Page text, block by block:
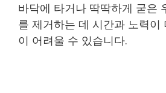
바닥에 타거나 딱딱하게 굳은
를 제거하는 데 시간과 노력이
이 어려울 수 있습니다.